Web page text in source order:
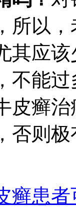
所以
其应
不能
皮癣
否则
癣患